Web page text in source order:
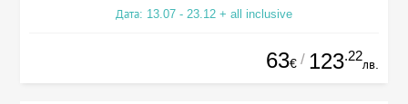
Дата: 13.07 - 23.12 + all inclusive
63€ / 123.22
лв.